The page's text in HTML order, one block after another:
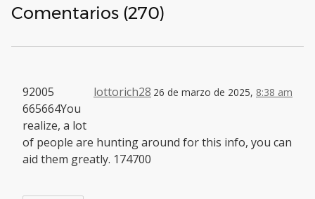
Comentarios (270)
lottorich28 26 de marzo de 2025, 8:38 am
92005
665664You
realize, a lot
of people are hunting around for this info, you can
aid them greatly. 174700